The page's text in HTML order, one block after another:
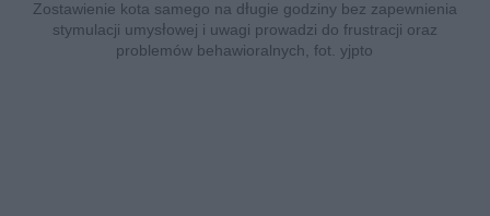
Zostawienie kota samego na długie godziny bez zapewnienia
stymulacji umysłowej i uwagi prowadzi do frustracji oraz
problemów behawioralnych, fot. yjpto